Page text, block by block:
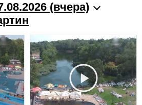
(вчера)